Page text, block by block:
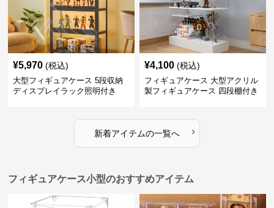
¥5,970 (税込)
大型フィギュアケース 5段収納
ディスプレイラック照明付き
¥4,100 (税込)
フィギュアケース 大型アクリル
製フィギュアケース 四段棚付き
新着アイテムの一覧へ ›
フィギュアケース小型のおすすめアイテム